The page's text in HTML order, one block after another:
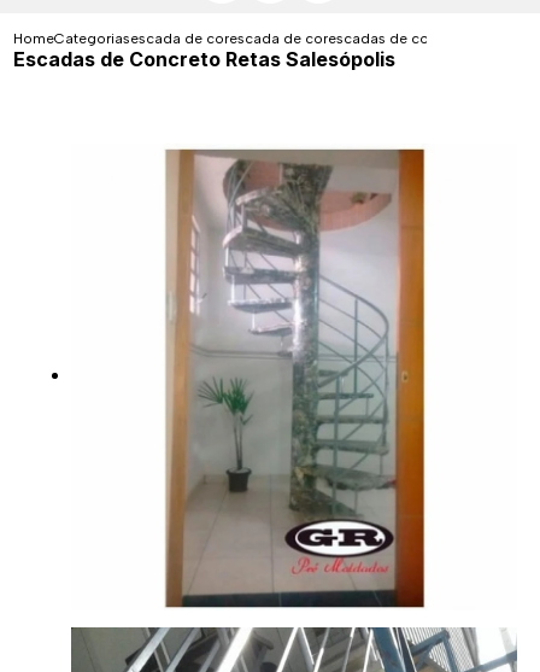
HomeCategoriasescada de concretoescada de concreto internaescadas de concreto retas
Escadas de Concreto Retas Salesópolis